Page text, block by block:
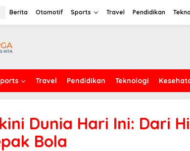
Berita Otomotif Sports Travel Pendidikan
Travel Pendidikan Teknologi
Dunia Hari Ini: Dari
Bola